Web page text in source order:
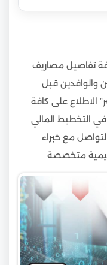
تفاصيل مصاريف
والوافدين قبل
الاطلاع على كافة
التخطيط المالي
مع خبراء
متخصصة.